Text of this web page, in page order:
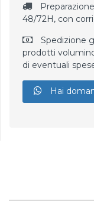
48/72H, con
Spedizione
prodotti
di eventuali
Hai